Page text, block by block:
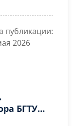
публикации:
2026
БГТУ